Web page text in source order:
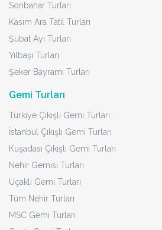
Sonbahar Turları
Kasım Ara Tatil Turları
Şubat Ayı Turları
Yılbaşı Turları
Şeker Bayramı Turları
Gemi Turları
Türkiye Çıkışlı Gemi Turları
İstanbul Çıkışlı Gemi Turları
Kuşadası Çıkışlı Gemi Turları
Nehir Gemisi Turları
Uçaklı Gemi Turları
Tüm Nehir Turları
MSC Gemi Turları